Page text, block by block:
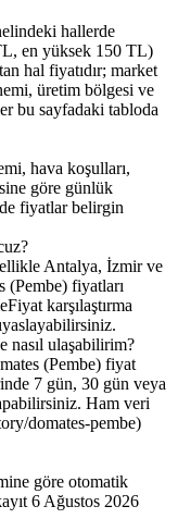
hallerde
en yüksek 150 TL)
hal fiyatıdır; market
üretim bölgesi ve
bu sayfadaki tabloda
hava koşulları,
göre günlük
fiyatlar belirgin
Antalya, İzmir ve
(Pembe) fiyatları
karşılaştırma
nasıl ulaşabilirim?
(Pembe) fiyat
7 gün, 30 gün veya
Ham veri
domates-pembe)
göre otomatik
6 Ağustos 2026